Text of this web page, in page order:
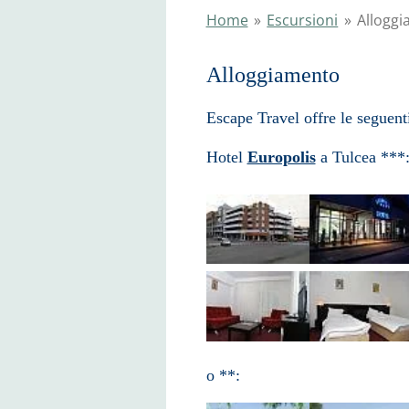
Home » Escursioni »
Escape Travel offre le
Hotel Europolisa Tulcea ***:
o **: